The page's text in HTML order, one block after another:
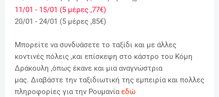
11/01 - 15/01 (5 μέρες ,77€)
20/01 - 24/01 (5 μέρες ,85€)
Μπορείτε να συνδυάσετε το ταξίδι και με άλλες
κοντινές πόλεις ,και επίσκεψη στο κάστρο του Κόμη
Δράκουλη ,όπως έκανε και μια αναγνώστρια
μας. Διαβάστε την ταξιδιωτική της εμπειρία και πολλες
πληροφορίες για την Ρουμανίαεδώ